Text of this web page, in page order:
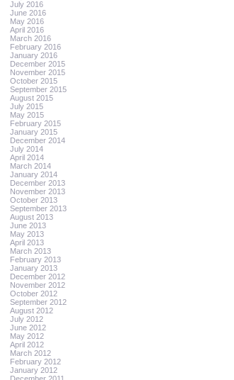
July 2016
June 2016
May 2016
April 2016
March 2016
February 2016
January 2016
December 2015
November 2015
October 2015
September 2015
August 2015
July 2015
May 2015
February 2015
January 2015
December 2014
July 2014
April 2014
March 2014
January 2014
December 2013
November 2013
October 2013
September 2013
August 2013
June 2013
May 2013
April 2013
March 2013
February 2013
January 2013
December 2012
November 2012
October 2012
September 2012
August 2012
July 2012
June 2012
May 2012
April 2012
March 2012
February 2012
January 2012